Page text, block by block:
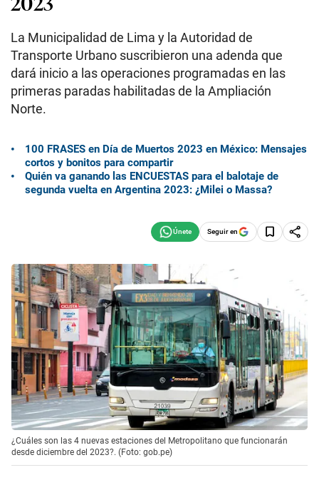
La Municipalidad de Lima y la Autoridad de
Transporte Urbano suscribieron una adenda que
dará inicio a las operaciones programadas en las
primeras paradas habilitadas de la Ampliación
Norte.
100 FRASES en Día de Muertos 2023 en México: Mensajes
cortos y bonitos para compartir
Quién va ganando las ENCUESTAS para el balotaje de
segunda vuelta en Argentina 2023: ¿Milei o Massa?
Seguir en
¿Cuáles son las 4 nuevas estaciones del Metropolitano que funcionarán
desde diciembre del 2023?. (Foto: gob.pe)